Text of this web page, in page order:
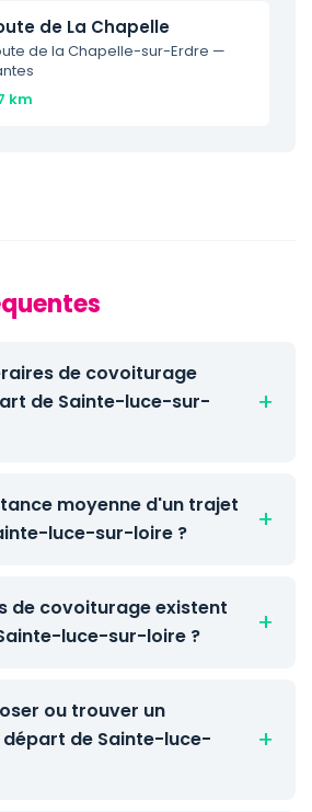
de La Chapelle
de la Chapelle-sur-Erdre —
km
de covoiturage
de Sainte-luce-sur-
moyenne d'un trajet
luce-sur-loire ?
de covoiturage existent
luce-sur-loire ?
ou trouver un
de Sainte-luce-